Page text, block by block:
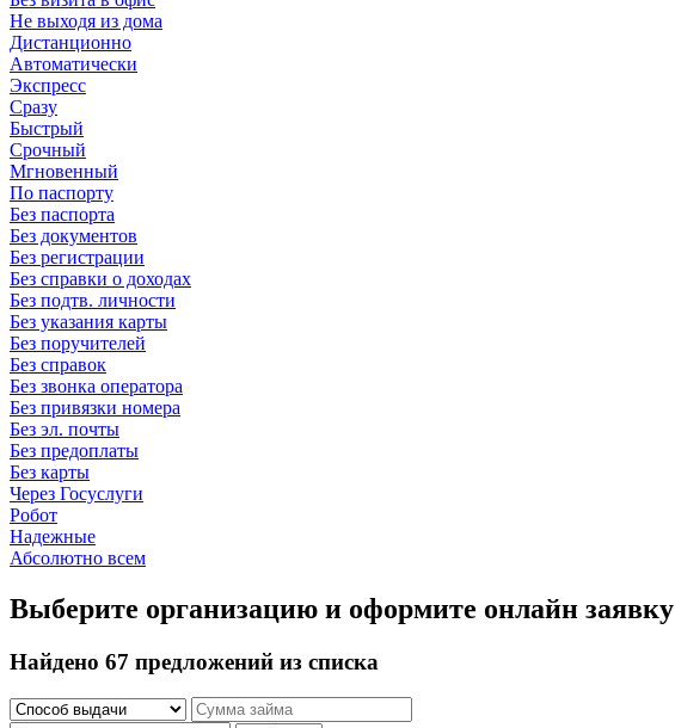
Не выходя из дома
Дистанционно
Автоматически
Экспресс
Сразу
Быстрый
Срочный
Мгновенный
По паспорту
Без паспорта
Без документов
Без регистрации
Без справки о доходах
Без подтв. личности
Без указания карты
Без поручителей
Без справок
Без звонка оператора
Без привязки номера
Без эл. почты
Без предоплаты
Без карты
Через Госуслуги
Робот
Надежные
Абсолютно всем
Выберите организацию и оформите онлайн заявку
Найдено 67 предложений из списка